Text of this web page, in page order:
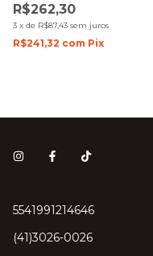
ALTURA BRANCO
R$262,30
3 x de R$87,43 sem juros
R$241,32 com Pix
5541991214646
(41)3026-0026